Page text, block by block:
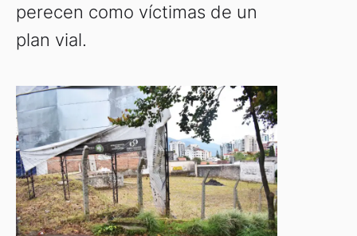
perecen como víctimas de un
plan vial.